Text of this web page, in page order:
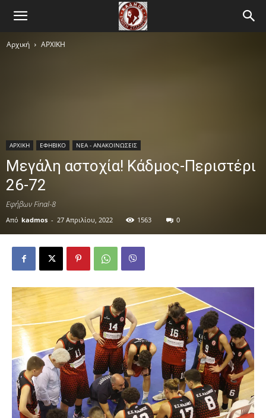
Αρχική ΑΡΧΙΚΗ
ΑΡΧΙΚΗ ΕΦΗΒΙΚΟ ΝΕΑ - ΑΝΑΚΟΙΝΩΣΕΙΣ
Μεγάλη αστοχία! Κάδμος-Περιστέρι
26-72
Εφήβων Final-8
Από kadmos - 27 Απριλίου, 2022 1563 0